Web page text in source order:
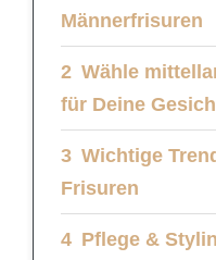
Männerfrisuren
Wähle
für Deine
Wichtige
Frisuren
Pflege &